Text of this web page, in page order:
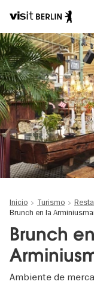
Pasar
al
contenido
principal
Portal
oficial
de
turismo
de
Berlín
Inicio Turismo
Brunch en la
Brunch
Ambiente de